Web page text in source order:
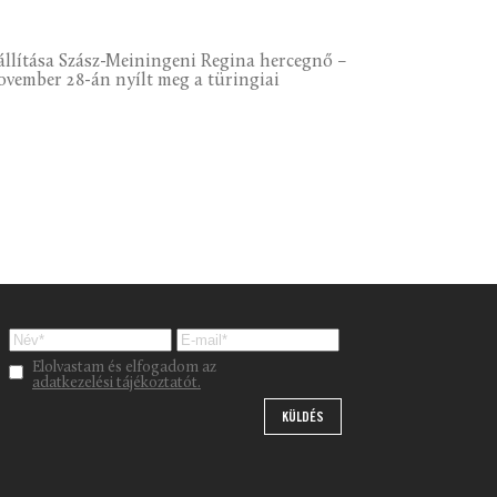
Szász-Meiningeni Regina hercegnő –
28-án nyílt meg a türingiai
Please leave this field empty.
Elolvastam és elfogadom az
adatkezelési tájékoztatót.